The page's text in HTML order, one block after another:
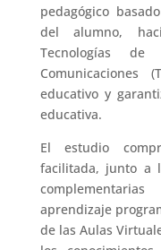
pedagógico
del alumno,
Tecnologías
educativo y
educativa.
El estudio
facilitada, junto a
aprendizaje
de las Aulas